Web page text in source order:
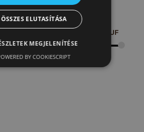
HUF
ÖSSZES ELUTASÍTÁSA
MEGJELENÍTÉSE
BY COOKIESCRIPT